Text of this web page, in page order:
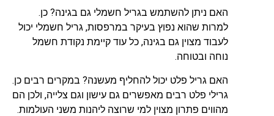
האם ניתן להשתמש בגריל חשמלי גם בגינה? כן.
למרות שהוא נפוץ בעיקר במרפסות, גריל חשמלי יכול
לעבוד מצוין גם בגינה, כל עוד קיימת נקודת חשמל
נוחה ובטוחה.
האם גריל פלט יכול להחליף מעשנה? במקרים רבים כן.
גרילי פלט רבים מאפשרים גם עישון וגם צלייה, ולכן הם
מהווים פתרון מצוין למי שרוצה ליהנות משני העולמות.